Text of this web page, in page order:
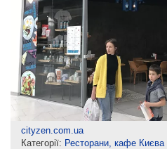
cityzen.com.ua
Категорії: Ресторани, кафе Києва